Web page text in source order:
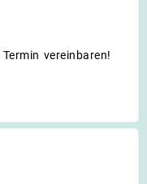
vereinbaren!